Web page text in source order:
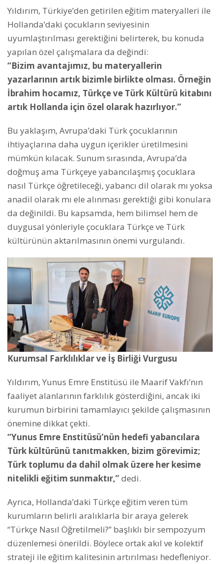
Yıldırım, Türkiye’den getirilen eğitim materyalleri ile
Hollanda’daki çocukların seviyesinin
uyumlaştırılması gerektiğini belirterek, bu konuda
yapılan özel çalışmalara da değindi:
“Bizim avantajımız, bu materyallerin
yazarlarının artık bizimle birlikte olması. Örneğin
İbrahim hocamız, Türkçe ve Türk Kültürü kitabını
artık Hollanda için özel olarak hazırlıyor.”
Bu yaklaşım, Avrupa’daki Türk çocuklarının
ihtiyaçlarına daha uygun içerikler üretilmesini
mümkün kılacak. Sunum sırasında, Avrupa’da
doğmuş ama Türkçeye yabancılaşmış çocuklara
nasıl Türkçe öğretileceği, yabancı dil olarak mı yoksa
anadil olarak mı ele alınması gerektiği gibi konulara
da değinildi. Bu kapsamda, hem bilimsel hem de
duygusal yönleriyle çocuklara Türkçe ve Türk
kültürünün aktarılmasının önemi vurgulandı.
Kurumsal Farklılıklar ve İş Birliği Vurgusu
Yıldırım, Yunus Emre Enstitüsü ile Maarif Vakfı’nın
faaliyet alanlarının farklılık gösterdiğini, ancak iki
kurumun birbirini tamamlayıcı şekilde çalışmasının
önemine dikkat çekti.
“Yunus Emre Enstitüsü’nün hedefi yabancılara
Türk kültürünü tanıtmakken, bizim görevimiz;
Türk toplumu da dahil olmak üzere her kesime
nitelikli eğitim sunmaktır,”dedi.
Ayrıca, Hollanda’daki Türkçe eğitim veren tüm
kurumların belirli aralıklarla bir araya gelerek
“Türkçe Nasıl Öğretilmeli?” başlıklı bir sempozyum
düzenlemesi önerildi. Böylece ortak akıl ve kolektif
strateji ile eğitim kalitesinin artırılması hedefleniyor.